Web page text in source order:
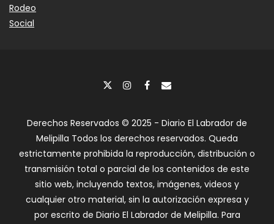
Rodeo
Social
Derechos Reservados © 2025 - Diario El Labrador de
Melipilla Todos los derechos reservados. Queda
estrictamente prohibida la reproducción, distribución o
transmisión total o parcial de los contenidos de este
sitio web, incluyendo textos, imágenes, videos y
cualquier otro material, sin la autorización expresa y
por escrito de Diario El Labrador de Melipilla. Para